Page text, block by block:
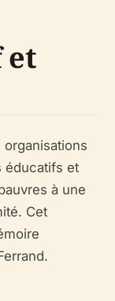
et
éducatifs et
à une
Cet